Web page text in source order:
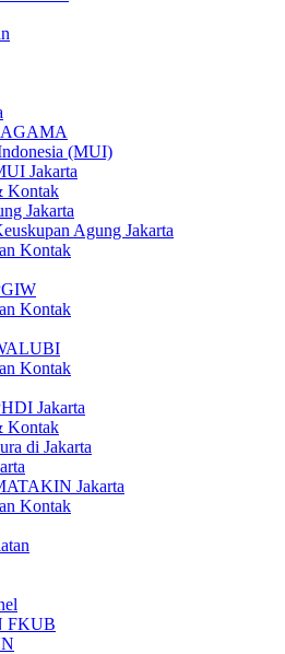
(MUI)
Jakarta
Kontak
Jakarta
Agung Jakarta
Kontak
Kontak
Kontak
Jakarta
Kontak
di Jakarta
Jakarta
Kontak
FKUB